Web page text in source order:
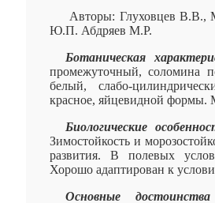
Авторы: Глуховцев В.В.,
Ю.П. Абдряев М.Р.
Ботаническая
промежуточный, соломина
белый, слабо-
красное, яйцевидной формы.
Биологические
Зимостойкость и
развития. В полевых
Хорошо адаптирован к
Основные